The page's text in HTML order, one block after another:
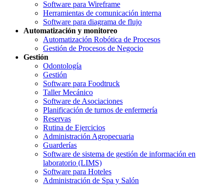
Software para Wireframe
Herramientas de comunicación interna
Software para diagrama de flujo
Automatización y monitoreo
Automatización Robótica de Procesos
Gestión de Procesos de Negocio
Gestión
Odontología
Gestión
Software para Foodtruck
Taller Mecánico
Software de Asociaciones
Planificación de turnos de enfermería
Reservas
Rutina de Ejercicios
Administración Agropecuaria
Guarderías
Software de sistema de gestión de información en
laboratorio (LIMS)
Software para Hoteles
Administración de Spa y Salón